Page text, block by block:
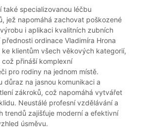
také specializovanou léčbu
jež napomáhá zachovat poškozené
i aplikaci kvalitních zubních
ordinace Vladimíra Hrona
klientům všech věkových kategorií,
přináší komplexní
pro rodiny na jednom místě.
důraz na jasnou komunikaci a
zákroků, což napomáhá vytvářet
Neustálé profesní vzdělávání a
trendů zajišťuje moderní a efektivní
úsměvu.